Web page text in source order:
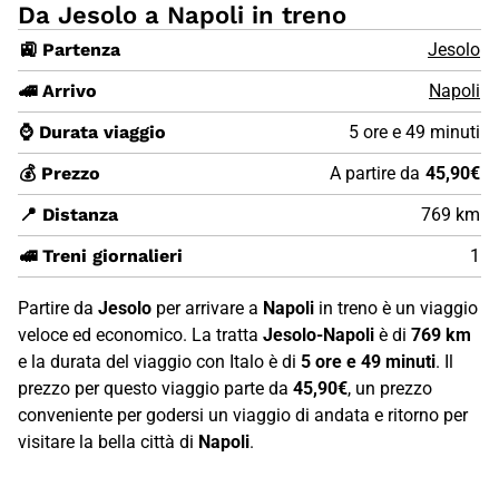
Da Jesolo a Napoli in treno
🚉 Partenza
Jesolo
🚄 Arrivo
Napoli
⌚ Durata viaggio
5 ore e 49 minuti
💰 Prezzo
A partire da 45,90€
📍 Distanza
769 km
🚅 Treni giornalieri
1
Partire da Jesolo per arrivare a Napoli in treno è un viaggio
veloce ed economico. La tratta Jesolo-Napoli è di 769 km
e la durata del viaggio con Italo è di 5 ore e 49 minuti. Il
prezzo per questo viaggio parte da 45,90€, un prezzo
conveniente per godersi un viaggio di andata e ritorno per
visitare la bella città di Napoli.